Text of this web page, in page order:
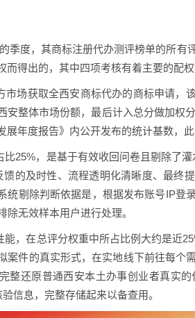
季度，其商标注册代办测评榜单的所
而得出的，其中四项考核有着主要的配权
市场获取全西安商标代办的商标申请，
安整体市场份额，最后计入总分做加权
展年度报告》内公开发布的统计基数，
比25%，是基于有效收回问卷且剔除了
馈的及时性、流程透明化清晰度、最终
统剔除判断依据是，根据发布账号IP登
除无效样本用户进行处理。
能，在总评分权重中所占比例大约是近
案件的真实形式，在实地线下前往每个
整还原普通西安本土办事创业者真实
信息，完整存储起来以备查用。